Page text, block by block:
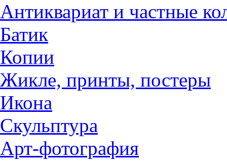
Антиквариат и частные
Батик
Копии
Жикле, принты, постеры
Икона
Скульптура
Арт-фотография